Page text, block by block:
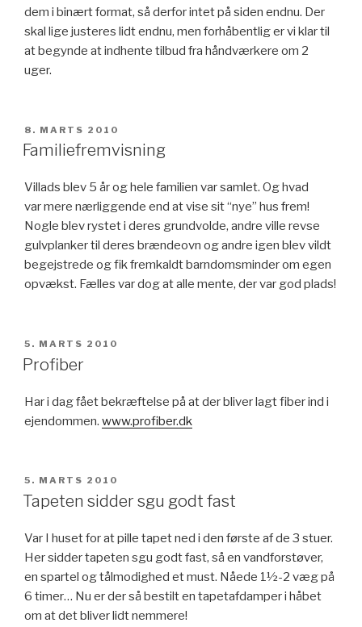
dem i binært format, så derfor intet på siden endnu. Der
skal lige justeres lidt endnu, men forhåbentlig er vi klar til
at begynde at indhente tilbud fra håndværkere om 2
uger.
UDGIVET
DEN
8. MARTS 2010
Familiefremvisning
Villads blev 5 år og hele familien var samlet. Og hvad
var mere nærliggende end at vise sit “nye” hus frem!
Nogle blev rystet i deres grundvolde, andre ville revse
gulvplanker til deres brændeovn og andre igen blev vildt
begejstrede og fik fremkaldt barndomsminder om egen
opvækst. Fælles var dog at alle mente, der var god plads!
UDGIVET
DEN
5. MARTS 2010
Profiber
Har i dag fået bekræftelse på at der bliver lagt fiber ind i
ejendommen. www.profiber.dk
UDGIVET
DEN
5. MARTS 2010
Tapeten sidder sgu godt fast
Var I huset for at pille tapet ned i den første af de 3 stuer.
Her sidder tapeten sgu godt fast, så en vandforstøver,
en spartel og tålmodighed et must. Nåede 1½-2 væg på
6 timer… Nu er der så bestilt en tapetafdamper i håbet
om at det bliver lidt nemmere!